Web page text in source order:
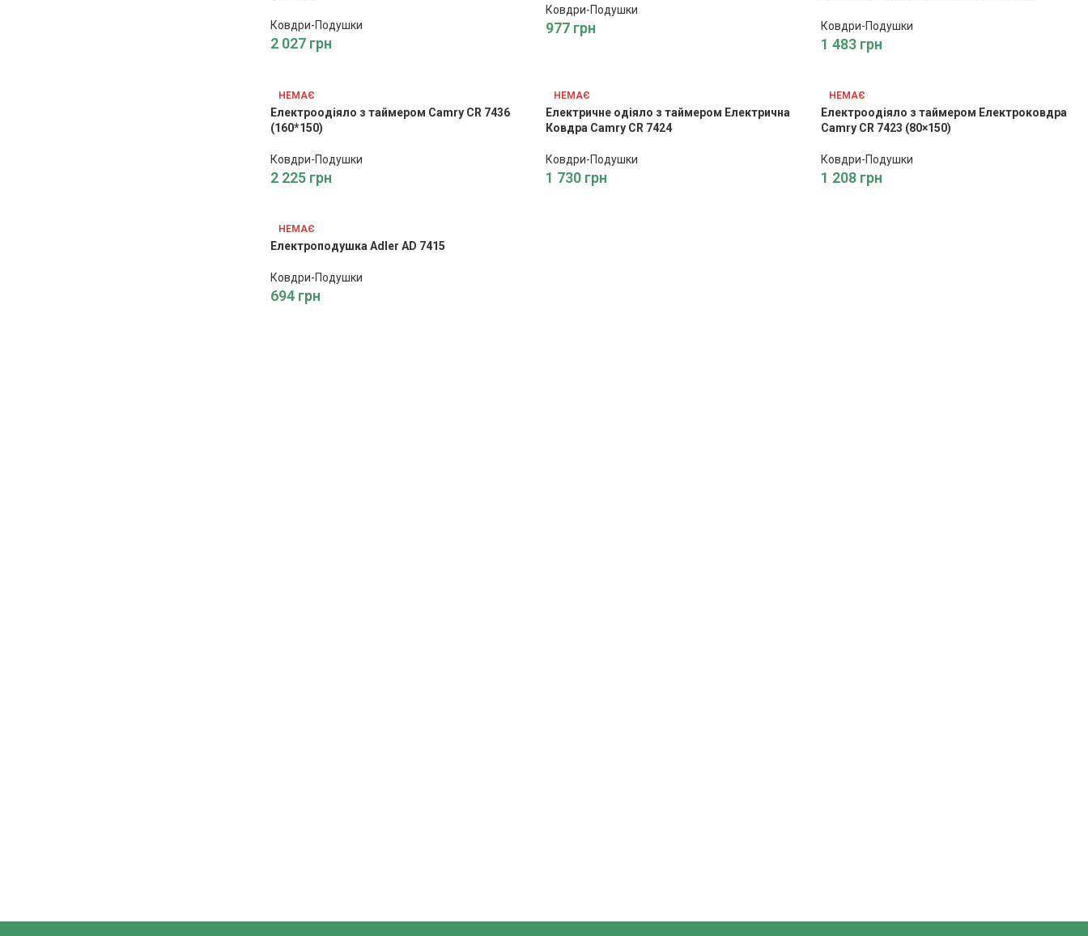
Ковдри-Подушки
2 027 грн
Ковдри-Подушки
977 грн
Ковдри-Подушки
1 483 грн
НЕМАЄ
Електроодіяло з таймером Camry CR 7436
(160*150)
Ковдри-Подушки
2 225 грн
НЕМАЄ
Електричне одіяло з таймером Електрична
Ковдра Camry CR 7424
Ковдри-Подушки
1 730 грн
НЕМАЄ
Електроодіяло з таймером Електроковдра
Camry CR 7423 (80×150)
Ковдри-Подушки
1 208 грн
НЕМАЄ
Електроподушка Adler AD 7415
Ковдри-Подушки
694 грн